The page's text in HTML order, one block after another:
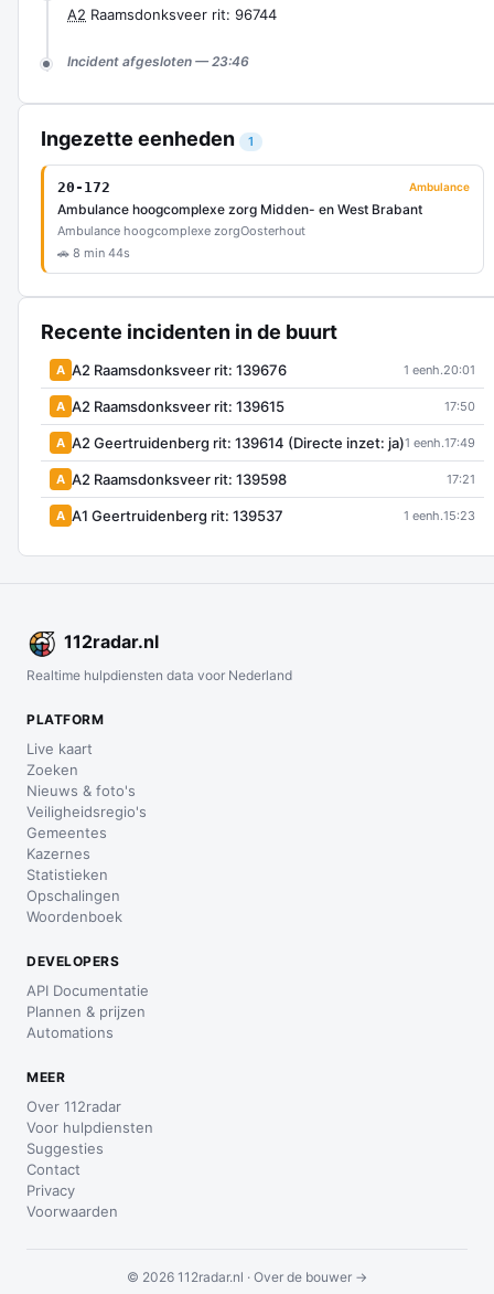
A2 Raamsdonksveer rit: 96744
Incident afgesloten — 23:46
Ingezette eenheden 1
20-172 Ambulance
Ambulance hoogcomplexe zorg Midden- en West Brabant
Ambulance hoogcomplexe zorgOosterhout
🚗 8 min 44s
Recente incidenten in de buurt
A A2 Raamsdonksveer rit: 139676 1 eenh.20:01
A A2 Raamsdonksveer rit: 139615 17:50
A A2 Geertruidenberg rit: 139614 (Directe inzet: ja)1 eenh.17:49
A A2 Raamsdonksveer rit: 139598 17:21
A A1 Geertruidenberg rit: 139537 1 eenh.15:23
112radar.nl
Realtime hulpdiensten data voor Nederland
PLATFORM
Live kaart
Zoeken
Nieuws & foto's
Veiligheidsregio's
Gemeentes
Kazernes
Statistieken
Opschalingen
Woordenboek
DEVELOPERS
API Documentatie
Plannen & prijzen
Automations
MEER
Over 112radar
Voor hulpdiensten
Suggesties
Contact
Privacy
Voorwaarden
© 2026 112radar.nl · Over de bouwer →